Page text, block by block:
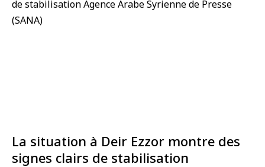
La situation à Deir Ezzor montre des
signes clairs de stabilisation